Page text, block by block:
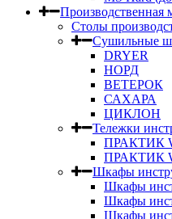
Производственная
Столы
Сушильные
DRYER
НОРД
ВЕТЕРОК
САХАРА
ЦИКЛОН
Тележки
ПРАКТИК
ПРАКТИК
Шкафы
Шкафы
Шкафы
Шкафы